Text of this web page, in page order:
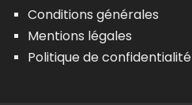
Conditions générales
Mentions légales
Politique de confidentialité